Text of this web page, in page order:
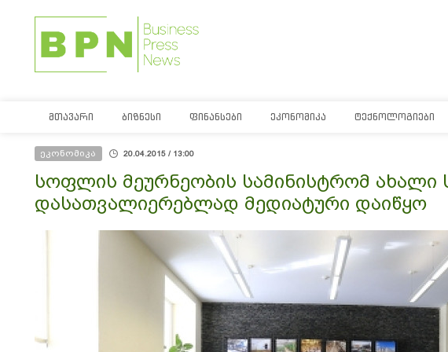
ᲛᲗᲐᲕᲐᲠᲘ ᲑᲘᲖᲜᲔᲡᲘ ᲤᲘᲜᲐᲜᲡᲔᲑᲘ ᲔᲙᲝᲜᲝᲛᲘᲙᲐ ᲢᲔᲥᲜᲝᲚᲝᲒᲘᲔᲑᲘ
ეკონომიკა 20.04.2015 / 13:00
სოფლის მეურნეობის სამინისტრომ ახალი
დასათვალიერებლად მედიატური დაიწყო